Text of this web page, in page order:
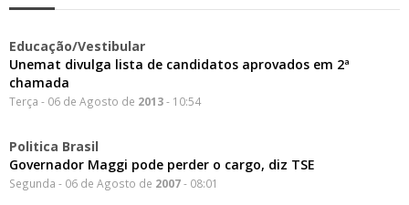
Educação/Vestibular
Unemat divulga lista de candidatos aprovados em 2ª
chamada
Terça - 06 de Agosto de 2013- 10:54
Politica Brasil
Governador Maggi pode perder o cargo, diz TSE
Segunda - 06 de Agosto de 2007- 08:01